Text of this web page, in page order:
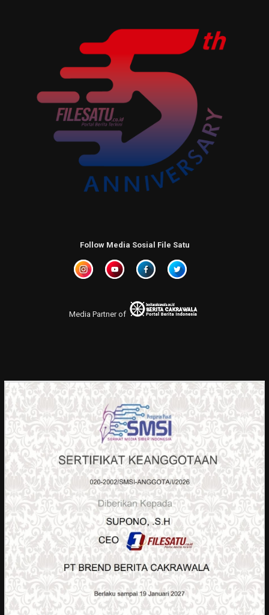
Follow Media Sosial File Satu
Media Partner of